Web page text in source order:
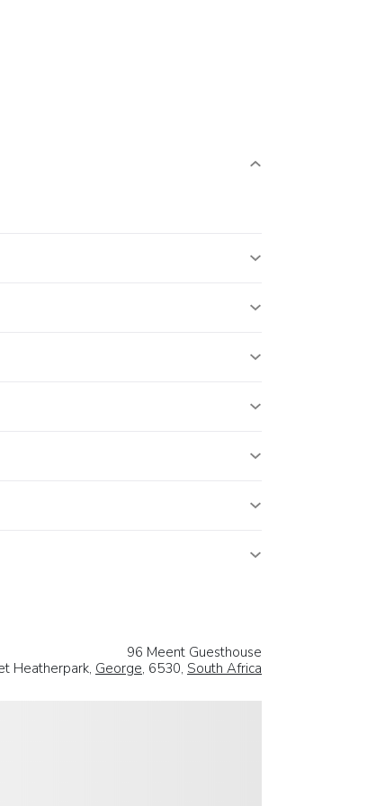
96 Meent Guesthouse
Heatherpark, George, 6530, South Africa